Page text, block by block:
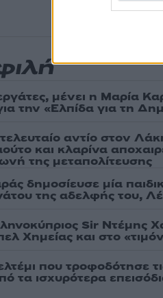
μένει η Μαρία
την «Ελπίδα για τη
αντίο στον
και κλαρίνα
της μεταπολίτευσης
δημοσίευσε μία
της αδελφής του,
Sir Ντέμης
Χημείας και στο
που τροφοδότησε
τα ισχυρότερα